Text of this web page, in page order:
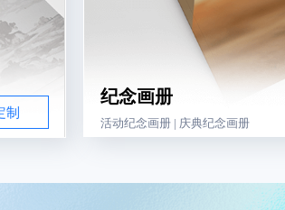
制
纪念画册
活动纪念画册 | 庆典纪念画册